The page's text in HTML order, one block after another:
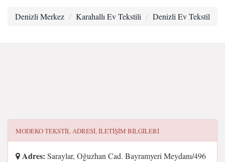
Denizli Merkez Karahallı Ev Tekstili Denizli Ev Tekstil
MODEKO TEKSTILADRESI, ILETIŞIM BILGILERI
Adres: Saraylar, Oğuzhan Cad. Bayramyeri Meydanı/496